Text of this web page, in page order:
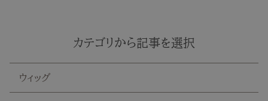
カテゴリから記事を選択
ウィッグ